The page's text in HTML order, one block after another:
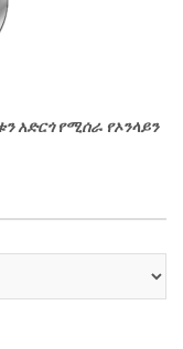
አድርጎ የሚሰራ የኦንላይን